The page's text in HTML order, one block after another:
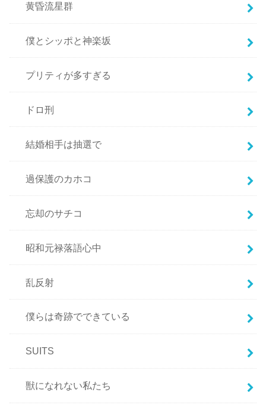
黄昏流星群
僕とシッポと神楽坂
プリティが多すぎる
ドロ刑
結婚相手は抽選で
過保護のカホコ
忘却のサチコ
昭和元禄落語心中
乱反射
僕らは奇跡でできている
SUITS
獣になれない私たち